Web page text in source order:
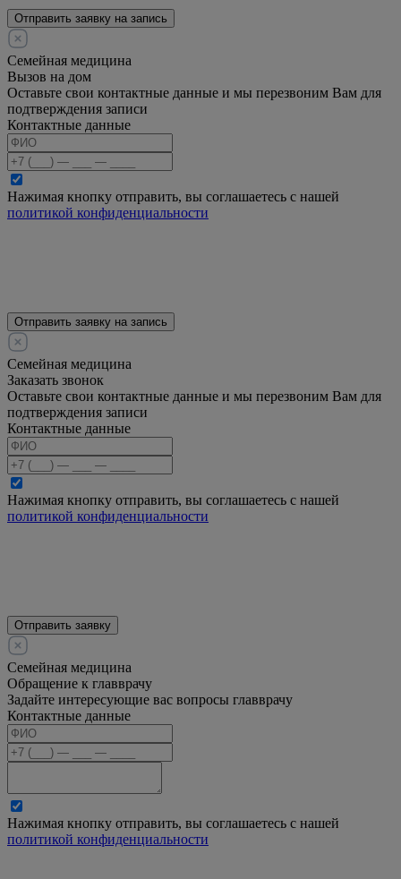
Отправить заявку на запись
Семейная медицина
Вызов на дом
Оставьте свои контактные данные и мы перезвоним Вам для
подтверждения записи
Контактные данные
Нажимая кнопку отправить, вы соглашаетесь с нашей
политикой конфиденциальности
Отправить заявку на запись
Семейная медицина
Заказать звонок
Оставьте свои контактные данные и мы перезвоним Вам для
подтверждения записи
Контактные данные
Нажимая кнопку отправить, вы соглашаетесь с нашей
политикой конфиденциальности
Отправить заявку
Семейная медицина
Обращение к главврачу
Задайте интересующие вас вопросы главврачу
Контактные данные
Нажимая кнопку отправить, вы соглашаетесь с нашей
политикой конфиденциальности